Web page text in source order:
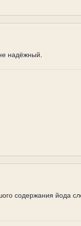
надёжный.
содержания йода